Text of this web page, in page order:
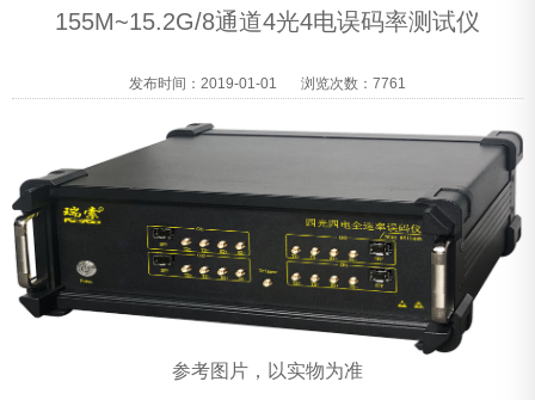
155M~15.2G/8通道4光4电误码率测试仪
发布时间：2019-01-01 浏览次数：7761
参考图片，以实物为准